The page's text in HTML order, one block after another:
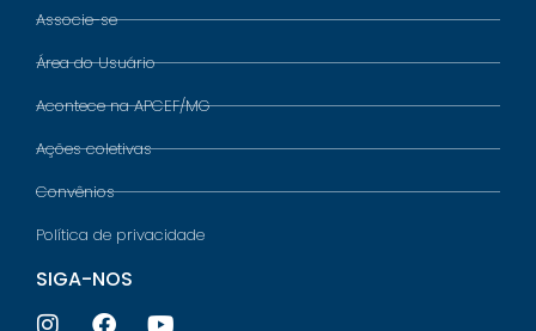
Associe-se
Área do Usuário
Acontece na APCEF/MG
Ações coletivas
Convênios
Política de privacidade
SIGA-NOS